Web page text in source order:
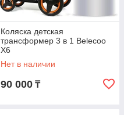
Коляска детская
трансформер 3 в 1 Belecoo
X6
Нет в наличии
90 000 ₸